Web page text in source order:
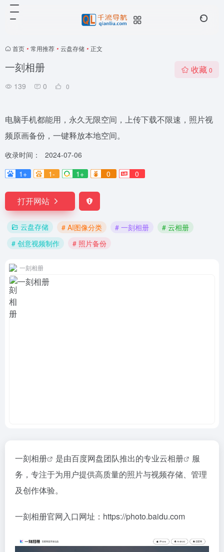
首页 • 常用推荐 • 云盘存储 • 正文
一刻相册
139 0 0
收藏 0
电脑手机都能用，永久无限空间，上传下载不限速，照片视
频原画备份，一键释放本地空间。
收录时间：
2024-07-06
1+
1- 1+ 0 0
打开网站
云盘存储 # AI图像分类 # 一刻相册
# 云相册
# 创意视频制作
# 照片备份
一刻相册
一刻相册 是由百度网盘团队推出的专业云相册
服
务，专注于为用户提供高质量的照片与视频存储、管理
及创作体验。
一刻相册官网入口网址：https://photo.baidu.com